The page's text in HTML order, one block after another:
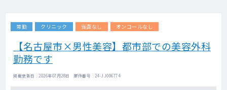
常勤 クリニック 当直なし オンコールなし
【名古屋市×男性美容】都市部での美容外科
勤務です
掲載更新日 : 2026年07月28日 案件番号 : 24-JJ006774